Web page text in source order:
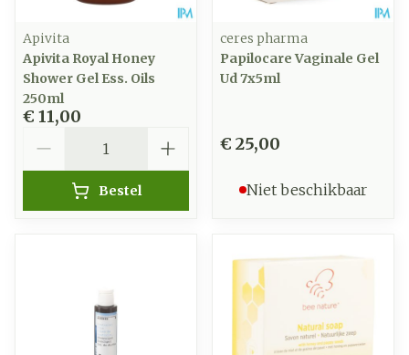
Apivita
Apivita Royal Honey
Shower Gel Ess. Oils
250ml
€ 11,00
Bestel
ceres pharma
Papilocare Vaginale Gel
Ud 7x5ml
€ 25,00
Niet beschikbaar